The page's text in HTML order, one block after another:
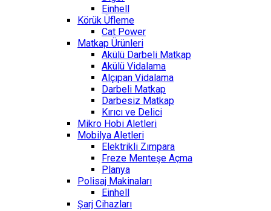
Einhell
Körük Üfleme
Cat Power
Matkap Ürünleri
Akülü Darbeli Matkap
Akülü Vidalama
Alçıpan Vidalama
Darbeli Matkap
Darbesiz Matkap
Kırıcı ve Delici
Mikro Hobi Aletleri
Mobilya Aletleri
Elektrikli Zımpara
Freze Menteşe Açma
Planya
Polisaj Makinaları
Einhell
Şarj Cihazları